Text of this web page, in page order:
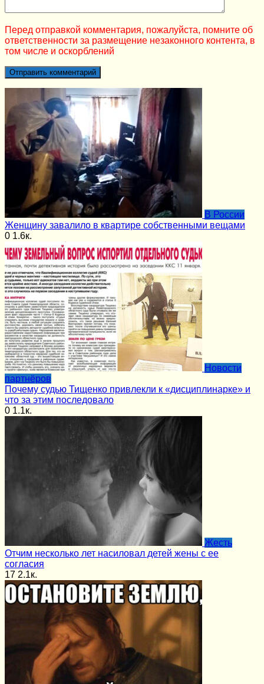
Перед отправкой комментария, пожалуйста, помните об
ответственности за размещение незаконного контента, в
том числе и оскорблений
В России
Женщину завалило в квартире собственными вещами
0 1.6к.
Новости
партнёров
Почему судью Тищенко привлекли к «дисциплинарке» и
что за этим последовало
0 1.1к.
Жесть
Отчим несколько лет насиловал детей жены с ее
согласия
17 2.1к.